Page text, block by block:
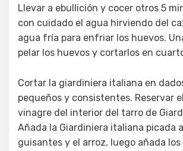
Llevar a ebullición y cocer otros 5
con cuidado el agua hirviendo del
agua fría para enfriar los huevos.
pelar los huevos y cortarlos en
Cortar la giardiniera italiana en
pequeños y consistentes. Reservar
vinagre del interior del tarro de
Añada la Giardiniera italiana picada
guisantes y el arroz, luego añada